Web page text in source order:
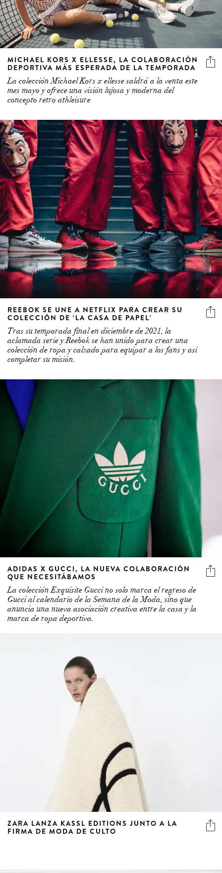
MICHAEL KORS X ELLESSE, LA COLABORACIÓN
DEPORTIVA MÁS ESPERADA DE LA TEMPORADA
La colección Michael Kors x ellesse saldrá a la venta este
mes mayo y ofrece una visión lujosa y moderna del
concepto retro athleisure
REEBOK SE UNE A NETFLIX PARA CREAR SU
COLECCIÓN DE ‘LA CASA DE PAPEL’
Tras su temporada final en diciembre de 2021, la
aclamada serie y Reebok se han unido para crear una
colección de ropa y calzado para equipar a los fans y así
completar su misión.
ADIDAS X GUCCI, LA NUEVA COLABORACIÓN
QUE NECESITÁBAMOS
La colección Exquisite Gucci no solo marca el regreso de
Gucci al calendario de la Semana de la Moda, sino que
anuncia una nueva asociación creativa entre la casa y la
marca de ropa deportiva.
ZARA LANZA KASSL EDITIONS JUNTO A LA
FIRMA DE MODA DE CULTO